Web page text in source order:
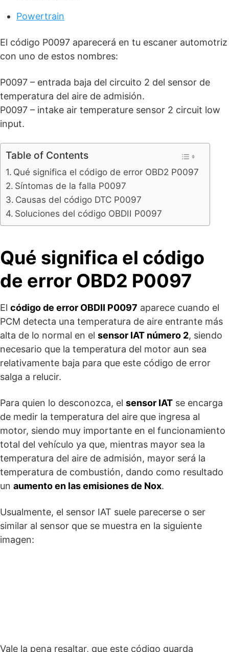
Powertrain
El código P0097 aparecerá en tu escaner automotriz
con uno de estos nombres:
P0097 – entrada baja del circuito 2 del sensor de
temperatura del aire de admisión.
P0097 – intake air temperature sensor 2 circuit low
input.
Table of Contents
Qué significa el código de error OBD2 P0097
Síntomas de la falla P0097
Causas del código DTC P0097
Soluciones del código OBDII P0097
Qué significa el código
de error OBD2 P0097
El código de error OBDII P0097 aparece cuando el
PCM detecta una temperatura de aire entrante más
alta de lo normal en el sensor IAT número 2, siendo
necesario que la temperatura del motor aun sea
relativamente baja para que este código de error
salga a relucir.
Para quien lo desconozca, el sensor IAT se encarga
de medir la temperatura del aire que ingresa al
motor, siendo muy importante en el funcionamiento
total del vehículo ya que, mientras mayor sea la
temperatura del aire de admisión, mayor será la
temperatura de combustión, dando como resultado
un aumento en las emisiones de Nox.
Usualmente, el sensor IAT suele parecerse o ser
similar al sensor que se muestra en la siguiente
imagen:
Vale la pena resaltar, que este código guarda